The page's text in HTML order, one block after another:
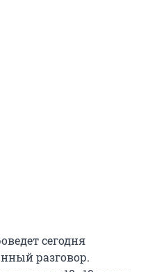
сегодня
разговор.